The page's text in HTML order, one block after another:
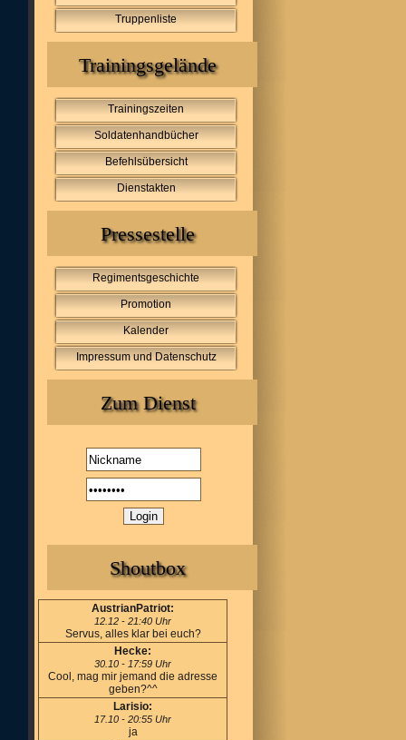
Truppenliste
Trainingsgelände
Trainingszeiten
Soldatenhandbücher
Befehlsübersicht
Dienstakten
Pressestelle
Regimentsgeschichte
Promotion
Kalender
Impressum und Datenschutz
Zum Dienst
Shoutbox
AustrianPatriot:
12.12 - 21:40 Uhr
Servus, alles klar bei euch?
Hecke:
30.10 - 17:59 Uhr
Cool, mag mir jemand die adresse
geben?^^
Larisio:
17.10 - 20:55 Uhr
ja